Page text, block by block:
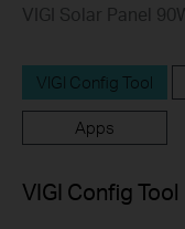
VIGI Solar Panel
VIGI Config Tool
Apps
VIGI Config Tool